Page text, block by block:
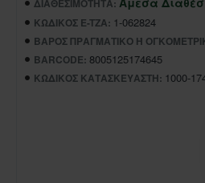
ΚΩΔΙΚΌΣ E-TZA: 1-062824
ΒΆΡΟΣ ΠΡΑΓΜΑΤΙΚΌ Ή
BARCODE: 8005125174645
ΚΩΔΙΚΌΣ ΚΑΤΑΣΚΕΥΑΣΤΉ: 1000-